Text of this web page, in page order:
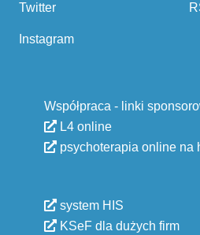
Twitter
Instagram
Współpraca - linki
L4 online
psychoterapia online na
system HIS
KSeF dla dużych firm